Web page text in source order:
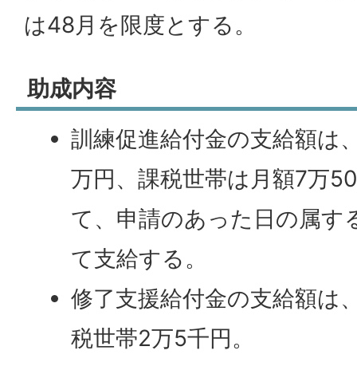
は48月を限度とする。
助成内容
訓練促進給付金の支給額は
万円、課税世帯は月額7万
て、申請のあった日の属す
て支給する。
修了支援給付金の支給額は
税世帯2万5千円。